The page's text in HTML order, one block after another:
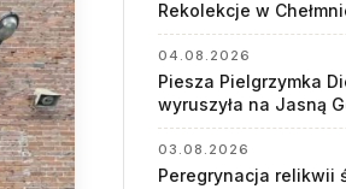
KONTAKT
Dane kurii
Msze święte online
Rekolekcje w
04.08.2026
Piesza Pielgrzymka
wyruszyła na Jasną
03.08.2026
Peregrynacja relikwii